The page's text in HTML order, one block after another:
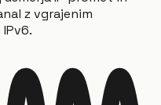
z vgrajenim